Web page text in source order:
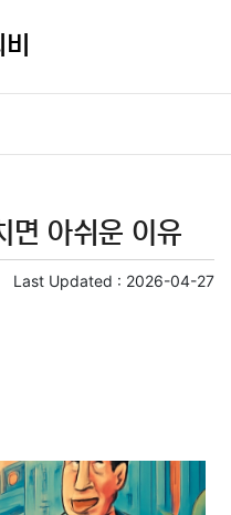
면 아쉬운 이유
Last Updated : 2026-04-27